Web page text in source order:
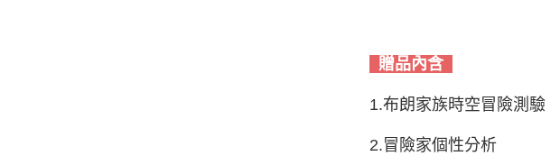
贈品內含
1.布朗家族時空冒險測驗
2.冒險家個性分析